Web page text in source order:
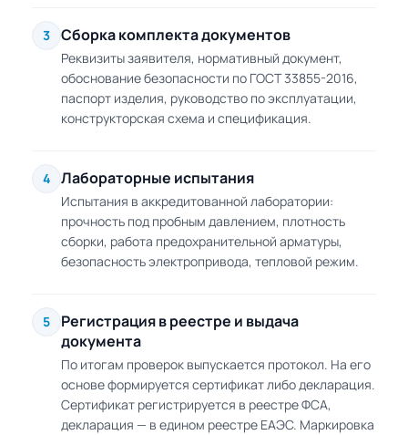
3 Сборка комплекта документов
Реквизиты заявителя, нормативный документ,
обоснование безопасности по ГОСТ 33855-2016,
паспорт изделия, руководство по эксплуатации,
конструкторская схема и спецификация.
4 Лабораторные испытания
Испытания в аккредитованной лаборатории:
прочность под пробным давлением, плотность
сборки, работа предохранительной арматуры,
безопасность электропривода, тепловой режим.
5
Регистрация в реестре и выдача
документа
По итогам проверок выпускается протокол. На его
основе формируется сертификат либо декларация.
Сертификат регистрируется в реестре ФСА,
декларация — в едином реестре ЕАЭС. Маркировка